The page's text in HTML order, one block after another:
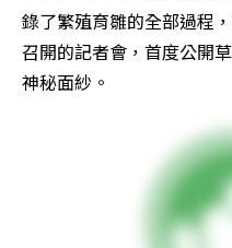
錄了繁殖育雛的全部過程
召開的記者會，首度公開
神秘面紗。